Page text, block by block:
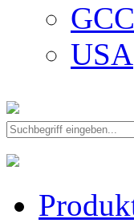
GCC
USA